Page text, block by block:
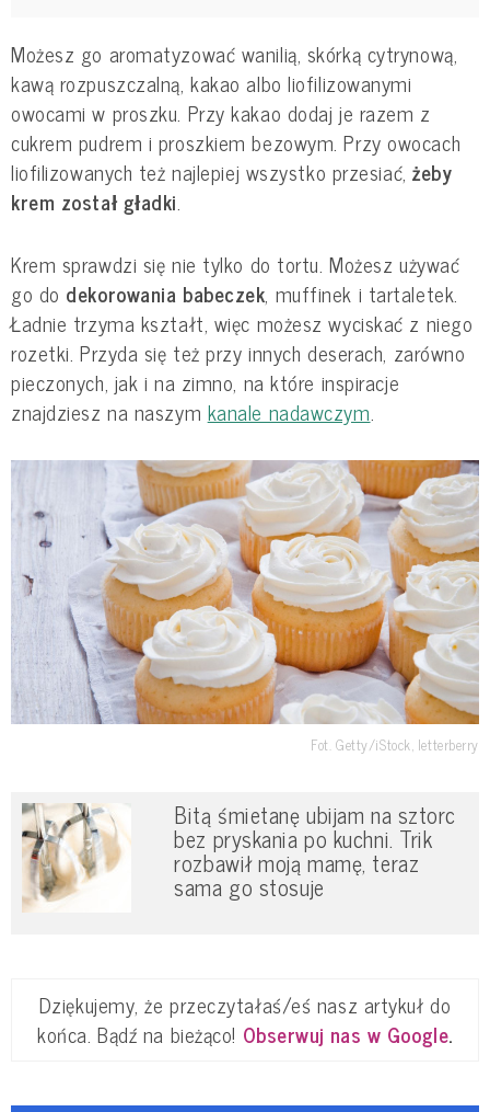
Możesz go aromatyzować wanilią, skórką cytrynową,
kawą rozpuszczalną, kakao albo liofilizowanymi
owocami w proszku. Przy kakao dodaj je razem z
cukrem pudrem i proszkiem bezowym. Przy owocach
liofilizowanych też najlepiej wszystko przesiać,żeby
krem został gładki.
Krem sprawdzi się nie tylko do tortu. Możesz używać
go do dekorowania babeczek, muffinek i tartaletek.
Ładnie trzyma kształt, więc możesz wyciskać z niego
rozetki. Przyda się też przy innych deserach, zarówno
pieczonych, jak i na zimno, na które inspiracje
znajdziesz na naszym kanale nadawczym.
Fot. Getty/iStock, letterberry
Bitą śmietanę ubijam na sztorc
bez pryskania po kuchni. Trik
rozbawił moją mamę, teraz
sama go stosuje
Dziękujemy, że przeczytałaś/eś nasz artykuł do
końca. Bądź na bieżąco! Obserwuj nas w Google.